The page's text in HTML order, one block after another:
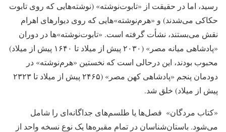
رسید، اما در حقیقت از «تابوت‌نوشته» (نوشته‌هایی که روی تابوت
حکاکی می‌شدند) و «هرم‌نوشته»هایی که روی دیوارهای اهرام
نقش می‌بستند، نشأت گرفته است. «تابوت‌نوشته»ها در دوران
«پادشاهی میانه مصر» ‌(۲۰۳۰ پیش از میلاد تا ۱۶۴۰ پیش از میلاد)
محبوب بودند، این درحالی است که نخستین «هرم‌نوشته» ‌در
دودمان پنجم «پادشاهی کهن مصر» (۲۴۶۵ پیش از میلاد تا ۲۳۲۳
پیش از میلاد) خلق شد.
«کتاب مردگان» ‌ فصل‌ها یا طلسم‌های جداگانه‌ای را شامل
می‌شود. باستان‌شناسان در تمام مقبره‌ها یک نوع نسخه واحد از